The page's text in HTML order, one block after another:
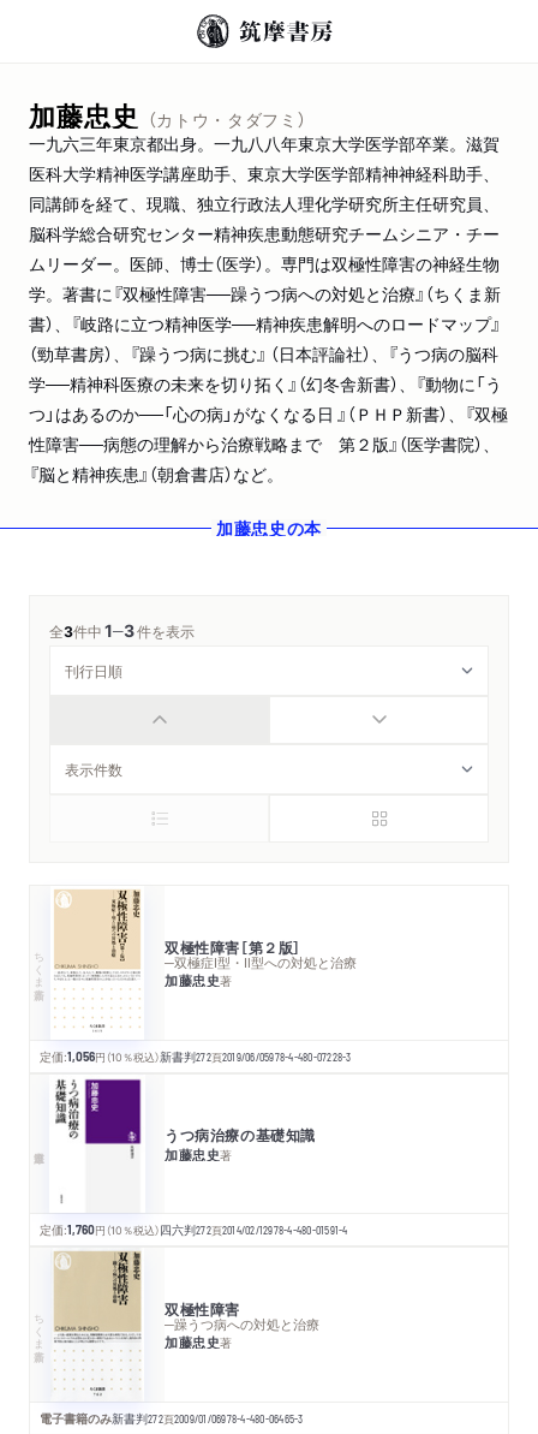
加藤忠史 （カトウ・タダフミ）
一九六三年東京都出身。一九八八年東京大学医学部卒業。滋賀
医科大学精神医学講座助手、東京大学医学部精神神経科助手、
同講師を経て、現職、独立行政法人理化学研究所主任研究員、
脳科学総合研究センター精神疾患動態研究チームシニア・チー
ムリーダー。医師、博士（医学）。専門は双極性障害の神経生物
学。著書に『双極性障害──躁うつ病への対処と治療』（ちくま新
書）、『岐路に立つ精神医学──精神疾患解明へのロードマップ』
（勁草書房）、『躁うつ病に挑む』 （日本評論社）、『うつ病の脳科
学──精神科医療の未来を切り拓く』（幻冬舎新書）、『動物に「う
つ」はあるのか──「心の病」がなくなる日 』（ＰＨＰ新書）、『双極
性障害──病態の理解から治療戦略まで 第２版』（医学書院）、
『脳と精神疾患』（朝倉書店）など。
加藤忠史の本
全3件中1─3件を表示
ちくま新書 双極性障害［第２版］
─双極症Ⅰ型・Ⅱ型への対処と治療
加藤忠史著
定価:1,056円 （10％税込）新書判272頁2019/06/05978-4-480-07228-3
うつ病治療の基礎知識
加藤忠史著
定価:1,760円 （10％税込）四六判272頁2014/02/12978-4-480-01591-4
ちくま新書 双極性障害
─躁うつ病への対処と治療
加藤忠史著
電子書籍のみ新書判272頁2009/01/06978-4-480-06465-3